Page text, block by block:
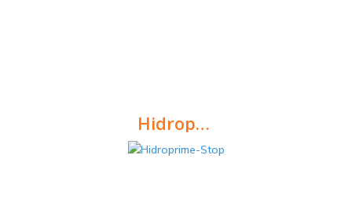
Hidroprime S
Hidrofugante hidro-repelente incolor de base solvente, destinado à proteção de superfícies porosas.